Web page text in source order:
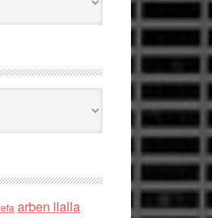
arben llalla